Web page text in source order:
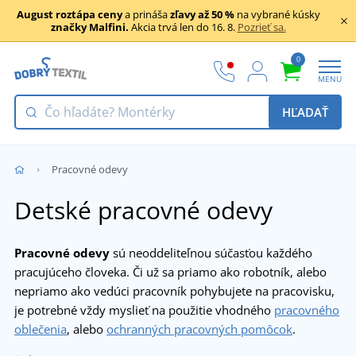
August roztápa cenya prinášazľavy až 50 %na vybrané kúsky
značky Malfini. Akcia trvá len do 16. 8. Pozrieť sa.
0
MENU
HĽADAŤ
Pracovné odevy
Detské pracovné odevy
Pracovné odevy sú neoddeliteľnou súčasťou každého
pracujúceho človeka. Či už sa priamo ako robotník, alebo
nepriamo ako vedúci pracovník pohybujete na pracovisku,
je potrebné vždy myslieť na použitie vhodného pracovného
oblečenia, alebo ochranných pracovných pomôcok.